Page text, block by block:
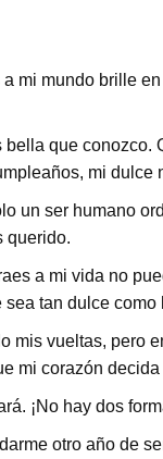
mi mundo brille
que conozco.
mi dulce
un ser humano
querido.
a mi vida no
tan dulce como
mis vueltas, pero
mi corazón decida
¡No hay dos
otro año de